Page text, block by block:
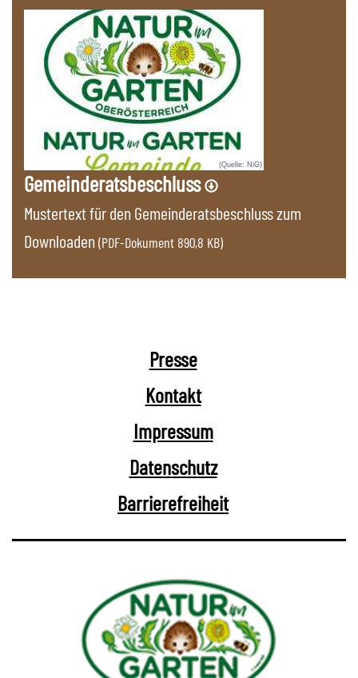
(Quelle: NiG)
Gemeinderatsbeschluss
Mustertext für den Gemeinderatsbeschluss zum
Downloaden
890,8 KB)
Presse
Kontakt
Impressum
Datenschutz
Barrierefreiheit